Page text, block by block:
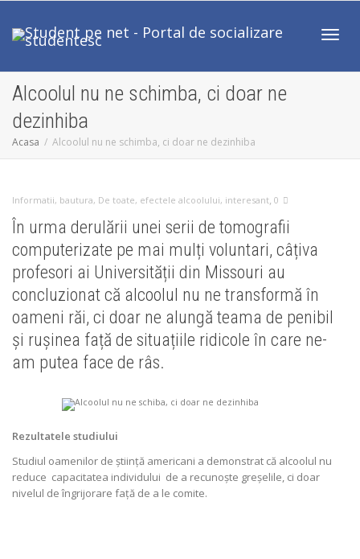
Alcoolul nu ne schimba, ci doar ne
dezinhiba
Acasa Alcoolul nu ne schimba, ci doar ne dezinhiba
Informatii, bautura, De toate, efectele alcoolului, interesant, 0
În urma derulării unei serii de tomografii
computerizate pe mai mulți voluntari, câțiva
profesori ai Universității din Missouri au
concluzionat că alcoolul nu ne transformă în
oameni răi, ci doar ne alungă teama de penibil
și rușinea față de situațiile ridicole în care ne-
am putea face de râs.
Rezultatele studiului
Studiul oamenilor de știință americani a demonstrat că alcoolul nu
reduce capacitatea individului de a recunoște greșelile, ci doar
nivelul de îngrijorare față de a le comite.